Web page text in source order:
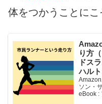
体をつかうことにこ
り方
ドス
ハル
ソン・
eBook :